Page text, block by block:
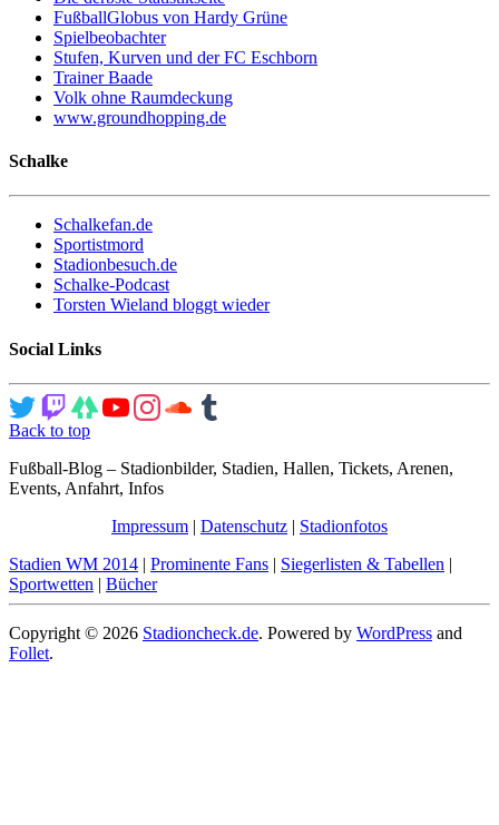
FußballGlobus von Hardy Grüne
Spielbeobachter
Stufen, Kurven und der FC Eschborn
Trainer Baade
Volk ohne Raumdeckung
www.groundhopping.de
Schalke
Schalkefan.de
Sportistmord
Stadionbesuch.de
Schalke-Podcast
Torsten Wieland bloggt wieder
Social Links
Back to top
Fußball-Blog – Stadionbilder, Stadien, Hallen, Tickets, Arenen,
Events, Anfahrt, Infos
Impressum | Datenschutz | Stadionfotos
Stadien WM 2014 | Prominente Fans | Siegerlisten & Tabellen |
Sportwetten | Bücher
Copyright © 2026 Stadioncheck.de. Powered by WordPress and
Follet.